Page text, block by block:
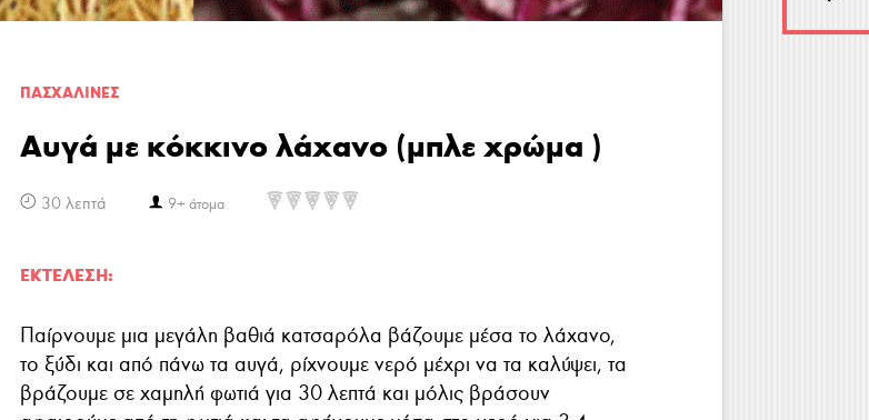
ΠΑΣΧΑΛΙΝΕΣ
Αυγά με κόκκινο λάχανο (μπλε χρώμα )
30 λεπτά 9+ άτομα
ΕΚΤΈΛΕΣΗ:
Παίρνουμε μια μεγάλη βαθιά κατσαρόλα βάζουμε μέσα το λάχανο,
το ξύδι και από πάνω τα αυγά, ρίχνουμε νερό μέχρι να τα καλύψει, τα
βράζουμε σε χαμηλή φωτιά για 30 λεπτά και μόλις βράσουν